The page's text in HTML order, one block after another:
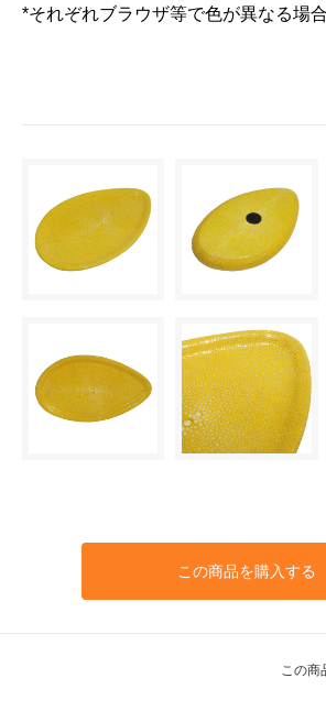
*それぞれブラウザ等で色が異なる場
この商品を購入する
この商